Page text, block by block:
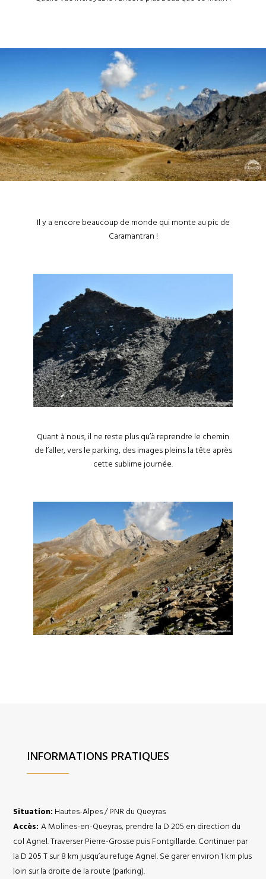
Il y a encore beaucoup de monde qui monte au pic de
Caramantran !
Quant à nous, il ne reste plus qu’à reprendre le chemin
de l’aller, vers le parking, des images pleins la tête après
cette sublime journée.
INFORMATIONS PRATIQUES
Situation: Hautes-Alpes / PNR du Queyras
Accès:A Molines-en-Queyras, prendre la D 205 en direction du
col Agnel. Traverser Pierre-Grosse puis Fontgillarde. Continuer par
la D 205 T sur 8 km jusqu’au refuge Agnel. Se garer environ 1 km plus
loin sur la droite de la route (parking).